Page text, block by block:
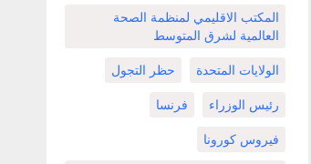
المكتب الاقليمي لمنظمة الصحة
العالمية لشرق المتوسط
الولايات المتحدة حظر التجول
رئيس الوزراء فرنسا
فيروس كورونا